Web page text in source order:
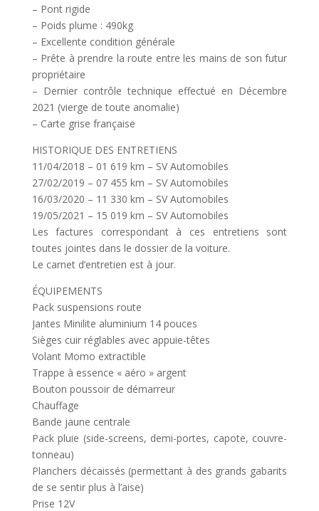
– Pont rigide
– Poids plume : 490kg
– Excellente condition générale
– Prête à prendre la route entre les mains de son futur
propriétaire
– Dernier contrôle technique effectué en Décembre
2021 (vierge de toute anomalie)
– Carte grise française
HISTORIQUE DES ENTRETIENS
11/04/2018 – 01 619 km – SV Automobiles
27/02/2019 – 07 455 km – SV Automobiles
16/03/2020 – 11 330 km – SV Automobiles
19/05/2021 – 15 019 km – SV Automobiles
Les factures correspondant à ces entretiens sont
toutes jointes dans le dossier de la voiture.
Le carnet d’entretien est à jour.
ÉQUIPEMENTS
Pack suspensions route
Jantes Minilite aluminium 14 pouces
Sièges cuir réglables avec appuie-têtes
Volant Momo extractible
Trappe à essence « aéro » argent
Bouton poussoir de démarreur
Chauffage
Bande jaune centrale
Pack pluie (side-screens, demi-portes, capote, couvre-
tonneau)
Planchers décaissés (permettant à des grands gabarits
de se sentir plus à l’aise)
Prise 12V